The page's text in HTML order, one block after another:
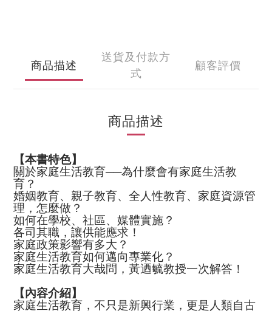
商品描述
送貨及付款方
式
顧客評價
商品描述
【本書特色】
關於家庭生活教育──為什麼會有家庭生活教
育？
婚姻教育、親子教育、全人性教育、家庭資源管
理，怎麼做？
如何在學校、社區、媒體實施？
各司其職，讓供能應求！
家庭政策影響有多大？
家庭生活教育如何邁向專業化？
家庭生活教育大哉問，黃迺毓教授一次解答！
【內容介紹】
家庭生活教育，不只是新興行業，更是人類自古